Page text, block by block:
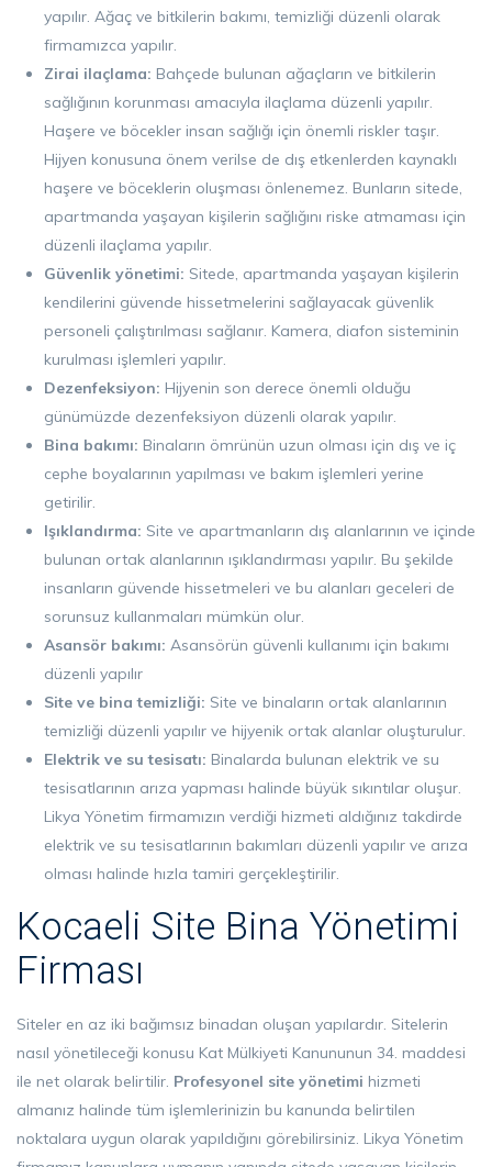
yapılır. Ağaç ve bitkilerin bakımı, temizliği düzenli olarak
firmamızca yapılır.
Zirai ilaçlama: Bahçede bulunan ağaçların ve bitkilerin
sağlığının korunması amacıyla ilaçlama düzenli yapılır.
Haşere ve böcekler insan sağlığı için önemli riskler taşır.
Hijyen konusuna önem verilse de dış etkenlerden kaynaklı
haşere ve böceklerin oluşması önlenemez. Bunların sitede,
apartmanda yaşayan kişilerin sağlığını riske atmaması için
düzenli ilaçlama yapılır.
Güvenlik yönetimi: Sitede, apartmanda yaşayan kişilerin
kendilerini güvende hissetmelerini sağlayacak güvenlik
personeli çalıştırılması sağlanır. Kamera, diafon sisteminin
kurulması işlemleri yapılır.
Dezenfeksiyon: Hijyenin son derece önemli olduğu
günümüzde dezenfeksiyon düzenli olarak yapılır.
Bina bakımı: Binaların ömrünün uzun olması için dış ve iç
cephe boyalarının yapılması ve bakım işlemleri yerine
getirilir.
Işıklandırma: Site ve apartmanların dış alanlarının ve içinde
bulunan ortak alanlarının ışıklandırması yapılır. Bu şekilde
insanların güvende hissetmeleri ve bu alanları geceleri de
sorunsuz kullanmaları mümkün olur.
Asansör bakımı: Asansörün güvenli kullanımı için bakımı
düzenli yapılır
Site ve bina temizliği: Site ve binaların ortak alanlarının
temizliği düzenli yapılır ve hijyenik ortak alanlar oluşturulur.
Elektrik ve su tesisatı: Binalarda bulunan elektrik ve su
tesisatlarının arıza yapması halinde büyük sıkıntılar oluşur.
Likya Yönetim firmamızın verdiği hizmeti aldığınız takdirde
elektrik ve su tesisatlarının bakımları düzenli yapılır ve arıza
olması halinde hızla tamiri gerçekleştirilir.
Kocaeli Site Bina Yönetimi
Firması
Siteler en az iki bağımsız binadan oluşan yapılardır. Sitelerin
nasıl yönetileceği konusu Kat Mülkiyeti Kanununun 34. maddesi
ile net olarak belirtilir. Profesyonel site yönetimi hizmeti
almanız halinde tüm işlemlerinizin bu kanunda belirtilen
noktalara uygun olarak yapıldığını görebilirsiniz. Likya Yönetim